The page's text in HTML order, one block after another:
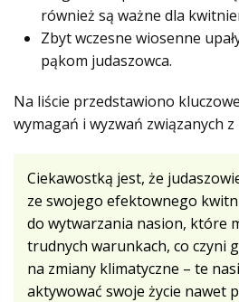
również są ważne dla
Zbyt wczesne wiosenne
pąkom judaszowca.
Na liście przedstawiono
wymagań i wyzwań związanych
Ciekawostką jest, że
ze swojego efektownego
do wytwarzania nasion, które
trudnych warunkach, co czyni
na zmiany klimatyczne – te
aktywować swoje życie nawet